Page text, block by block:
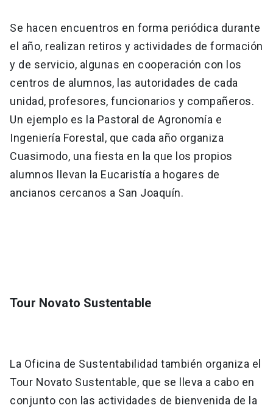
Se hacen encuentros en forma periódica durante
el año, realizan retiros y actividades de formación
y de servicio, algunas en cooperación con los
centros de alumnos, las autoridades de cada
unidad, profesores, funcionarios y compañeros.
Un ejemplo es la Pastoral de Agronomía e
Ingeniería Forestal, que cada año organiza
Cuasimodo, una fiesta en la que los propios
alumnos llevan la Eucaristía a hogares de
ancianos cercanos a San Joaquín.
Tour Novato Sustentable
La Oficina de Sustentabilidad también organiza el
Tour Novato Sustentable, que se lleva a cabo en
conjunto con las actividades de bienvenida de la